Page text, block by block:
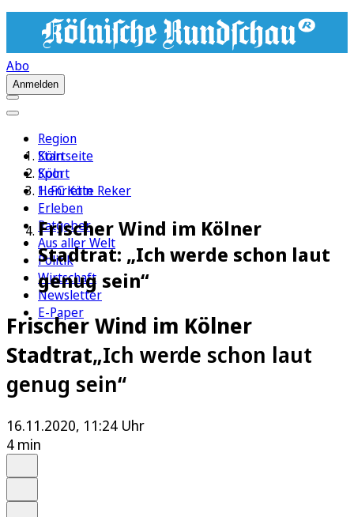
Abo
Anmelden
Region
Köln
Sport
1. FC Köln
Erleben
Ratgeber
Aus aller Welt
Politik
Wirtschaft
Newsletter
E-Paper
Startseite
Köln
Henriette Reker
Frischer Wind im Kölner
Stadtrat: „Ich werde schon laut
genug sein“
Frischer Wind im Kölner
Stadtrat„Ich werde schon laut
genug sein“
16.11.2020, 11:24 Uhr
4 min